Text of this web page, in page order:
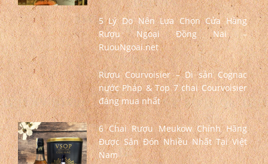
5 Lý Do Nên Lựa Chọn Cửa Hàng
Rượu Ngoại Đồng Nai –
RuouNgoai.net
Rượu Courvoisier – Di sản Cognac
nước Pháp & Top 7 chai Courvoisier
đáng mua nhất
6 Chai Rượu Meukow Chính Hãng
Được Săn Đón Nhiều Nhất Tại Việt
Nam